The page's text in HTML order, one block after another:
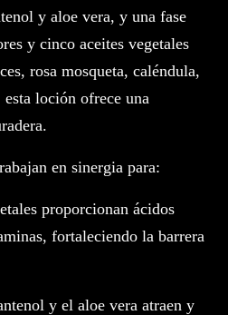
y aloe vera, y una fase
y cinco aceites vegetales
rosa mosqueta, caléndula,
loción ofrece una
en sinergia para:
proporcionan ácidos
fortaleciendo la barrera
y el aloe vera atraen y